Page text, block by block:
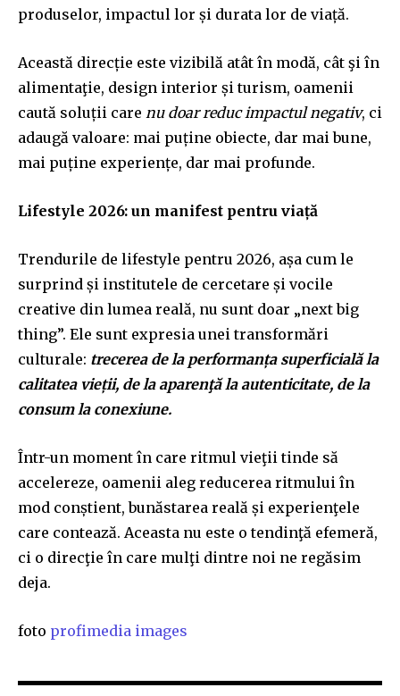
produselor, impactul lor și durata lor de viață.
Această direcție este vizibilă atât în modă, cât şi în
alimentaţie, design interior și turism, oamenii
caută soluții care nu doar reduc impactul negativ, ci
adaugă valoare: mai puține obiecte, dar mai bune,
mai puține experiențe, dar mai profunde.
Lifestyle 2026: un manifest pentru viață
Trendurile de lifestyle pentru 2026, așa cum le
surprind și institutele de cercetare și vocile
creative din lumea reală, nu sunt doar „next big
thing”. Ele sunt expresia unei transformări
culturale: trecerea de la performanța superficială la
calitatea vieții, de la aparenţă la autenticitate, de la
consum la conexiune.
Într-un moment în care ritmul vieţii tinde să
accelereze, oamenii aleg reducerea ritmului în
mod conștient, bunăstarea reală și experienţele
care contează. Aceasta nu este o tendinţă efemeră,
ci o direcţie în care mulţi dintre noi ne regăsim
deja.
foto profimedia images